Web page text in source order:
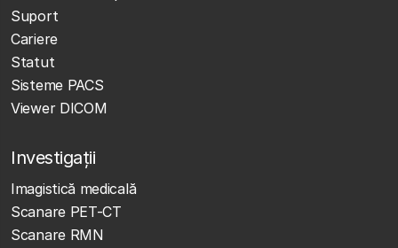
Suport
Cariere
Statut
Sisteme PACS
Viewer DICOM
Investigații
Imagistică medicală
Scanare PET-CT
Scanare RMN